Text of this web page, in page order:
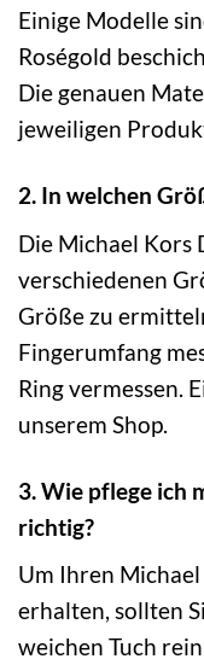
Einige Modelle
Roségold
Die genauen
jeweiligen
2. In welchen
Die Michael Kors
verschiedenen
Größe zu
Fingerumfang
Ring vermessen.
unserem Shop.
3. Wie pflege ich
richtig?
Um Ihren
erhalten, sollten
weichen Tuch